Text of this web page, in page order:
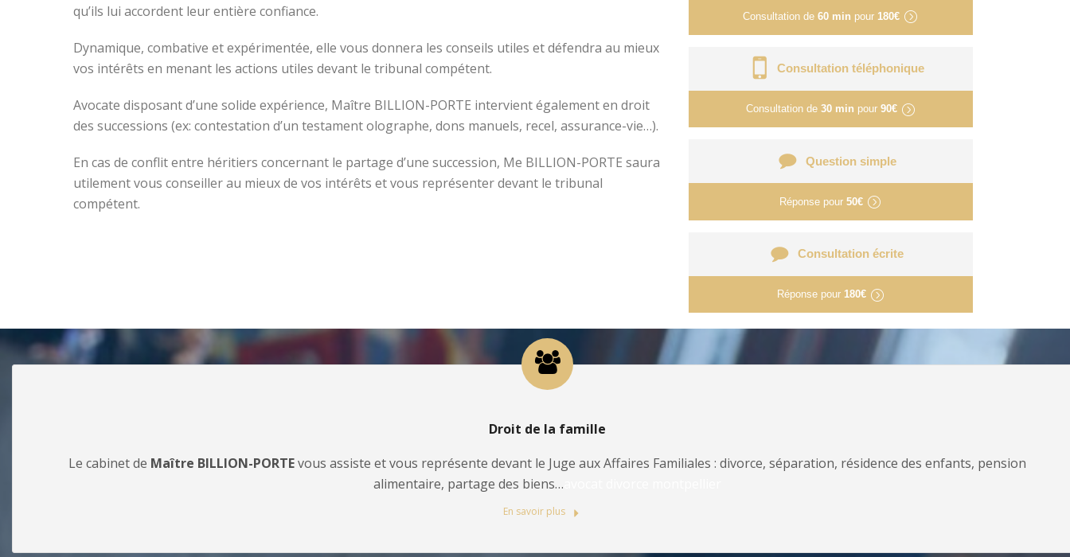
qu’ils lui accordent leur entière confiance.
Dynamique, combative et expérimentée, elle vous donnera les conseils utiles et défendra au mieux
vos intérêts en menant les actions utiles devant le tribunal compétent.
Avocate disposant d’une solide expérience, Maître BILLION-PORTE intervient également en droit
des successions (ex: contestation d’un testament olographe, dons manuels, recel, assurance-vie…).
En cas de conflit entre héritiers concernant le partage d’une succession, Me BILLION-PORTE saura
utilement vous conseiller au mieux de vos intérêts et vous représenter devant le tribunal
compétent.
Consultation de60 min pour 180€
Consultation téléphonique
Consultation de 30 min pour 90€
Question simple
Réponse pour50€
Consultation écrite
Réponse pour 180€
Droit de la famille
Le cabinet de Maître BILLION-PORTEvous assiste et vous représente devant le Juge aux Affaires Familiales : divorce, séparation, résidence des enfants, pension
alimentaire, partage des biens…
En savoir plus